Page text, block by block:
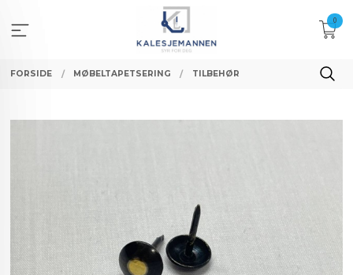
innholdet
0
FORSIDE MØBELTAPETSERING TILBEHØR